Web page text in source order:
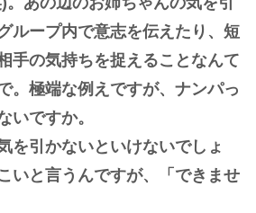
ループ内で意志を伝えたり、短
手の気持ちを捉えることなんて
。極端な例えですが、ナンパっ
いですか。
を引かないといけないでしょ
いと言うんですが、「できませ